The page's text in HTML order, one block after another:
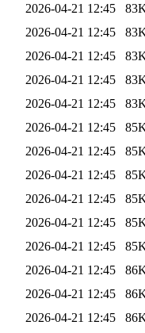
2026-04-21 12:45
2026-04-21 12:45
2026-04-21 12:45
2026-04-21 12:45
2026-04-21 12:45
2026-04-21 12:45
2026-04-21 12:45
2026-04-21 12:45
2026-04-21 12:45
2026-04-21 12:45
2026-04-21 12:45
2026-04-21 12:45
2026-04-21 12:45
2026-04-21 12:45